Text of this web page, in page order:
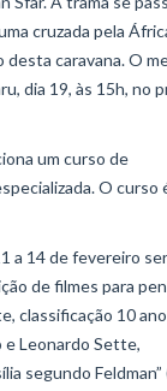
cruzada pela
desta caravana. O
dia 19, às 15h, no
um curso de
O curso
a 14 de fevereiro
de filmes para
classificação 10
e Leonardo Sette,
segundo Feldman”